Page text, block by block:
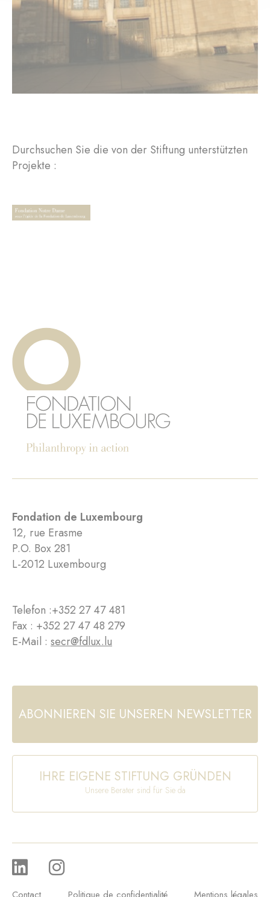
Durchsuchen Sie die von der Stiftung unterstützten
Projekte :
Fondation de Luxembourg
12, rue Erasme
P.O. Box 281
L-2012 Luxembourg
Telefon :+352 27 47 481
Fax : +352 27 47 48 279
E-Mail : secr@fdlux.lu
ABONNIEREN SIE UNSEREN NEWSLETTER
IHRE EIGENE STIFTUNG GRÜNDEN
Unsere Berater sind für Sie da